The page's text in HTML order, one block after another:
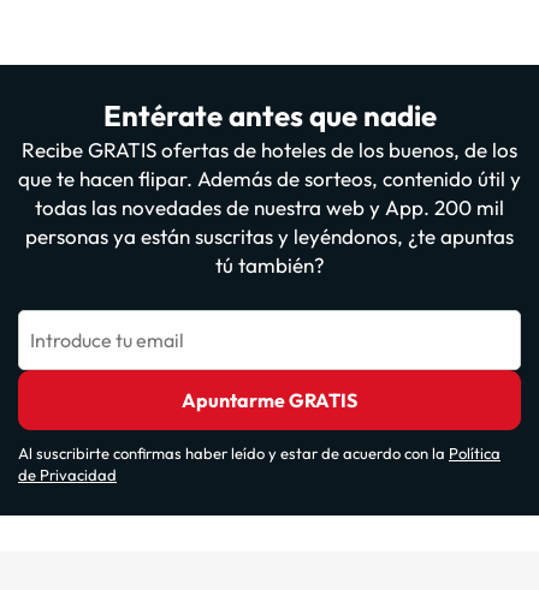
Entérate antes que nadie
Recibe GRATIS ofertas de hoteles de los buenos, de los
que te hacen flipar. Además de sorteos, contenido útil y
todas las novedades de nuestra web y App. 200 mil
personas ya están suscritas y leyéndonos, ¿te apuntas
tú también?
Introduce tu email
Apuntarme GRATIS
Al suscribirte confirmas haber leído y estar de acuerdo con la Política
de Privacidad